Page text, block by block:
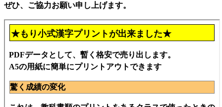
ぜひ、ご協力お願い申し上げます。